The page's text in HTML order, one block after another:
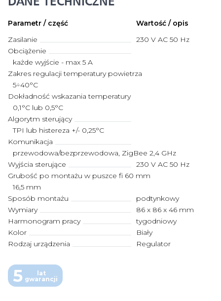
Parametr / część
Wartość / opis
Zasilanie
230 V AC 50 Hz
Obciążenie
każde wyjście - max 5 A
Zakres regulacji temperatury powietrza
5÷40°C
Dokładność wskazania temperatury
0,1°C lub 0,5°C
Algorytm sterujący
TPI lub histereza +/- 0,25°C
Komunikacja
przewodowa/bezprzewodowa, ZigBee 2,4 GHz
Wyjścia sterujące
230 V AC 50 Hz
Grubość po montażu w puszce fi 60 mm
16,5 mm
Sposób montażu
podtynkowy
Wymiary
86 x 86 x 46 mm
Harmonogram pracy
tygodniowy
Kolor
Biały
Rodzaj urządzenia
Regulator
5
lat
gwarancji